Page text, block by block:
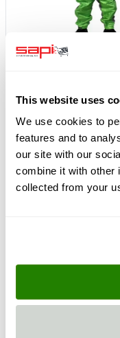
This website uses
We use cookies to
features and to
our site with our
combine it with other
collected from your